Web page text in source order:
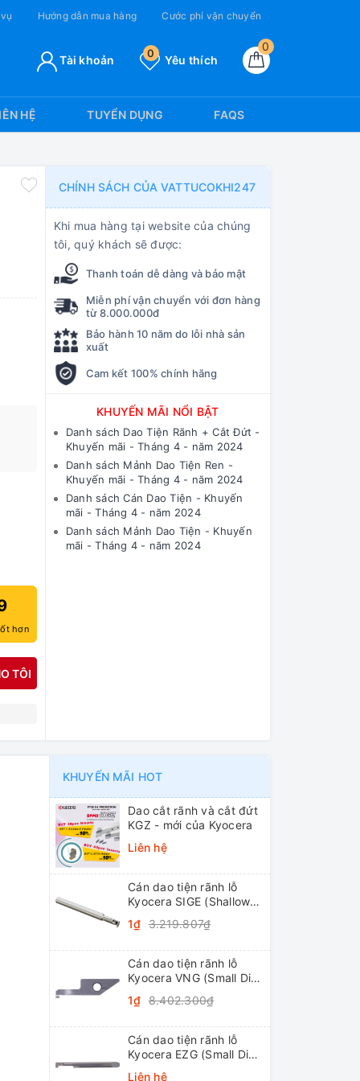
Hướng dẫn mua hàng Cước phí vận chuyển
0
Yêu thích
0
Tài khoản
HỆ TUYỂN DỤNG FAQS
hơn
TÔI
CHÍNH SÁCH CỦA VATTUCOKHI247
Khi mua hàng tại website của chúng
tôi, quý khách sẽ được:
Thanh toán dễ dàng và bảo mật
Miễn phí vận chuyển với đơn hàng
từ 8.000.000đ
Bảo hành 10 năm do lỗi nhà sản
xuất
Cam kết 100% chính hãng
KHUYẾN MÃI NỔI BẬT
Danh sách Dao Tiện Rãnh + Cắt Đứt -
Khuyến mãi - Tháng 4 - năm 2024
Danh sách Mảnh Dao Tiện Ren -
Khuyến mãi - Tháng 4 - năm 2024
Danh sách Cán Dao Tiện - Khuyến
mãi - Tháng 4 - năm 2024
Danh sách Mảnh Dao Tiện - Khuyến
mãi - Tháng 4 - năm 2024
KHUYẾN MÃI HOT
Dao cắt rãnh và cắt đứt
KGZ - mới của Kyocera
Liên hệ
Cán dao tiện rãnh lỗ
Kyocera SIGE (Shallow
1₫ 3.219.807₫
Cán dao tiện rãnh lỗ
Kyocera VNG (Small Dia.
System Tip-Bars)
1₫ 8.402.300₫
Cán dao tiện rãnh lỗ
Kyocera EZG (Small Dia.
Liên hệ